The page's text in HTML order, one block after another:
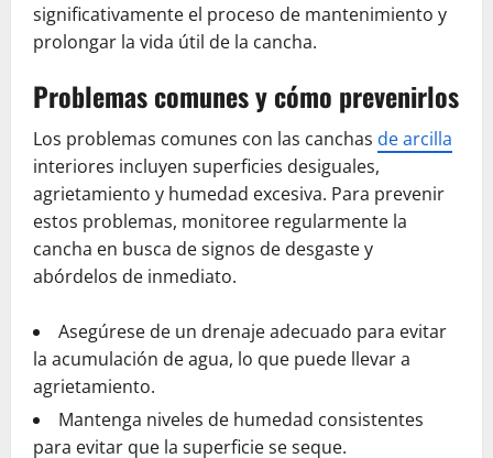
significativamente el proceso de mantenimiento y
prolongar la vida útil de la cancha.
Problemas comunes y cómo prevenirlos
Los problemas comunes con las canchas de arcilla
interiores incluyen superficies desiguales,
agrietamiento y humedad excesiva. Para prevenir
estos problemas, monitoree regularmente la
cancha en busca de signos de desgaste y
abórdelos de inmediato.
Asegúrese de un drenaje adecuado para evitar
la acumulación de agua, lo que puede llevar a
agrietamiento.
Mantenga niveles de humedad consistentes
para evitar que la superficie se seque.